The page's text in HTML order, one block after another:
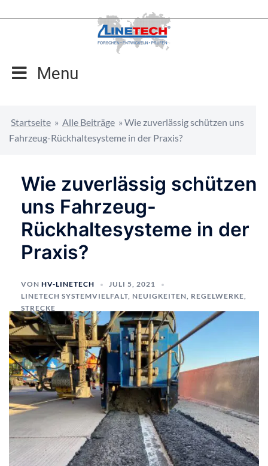
Inhalt
Menu
Startseite » Alle Beiträge » Wie zuverlässig schützen uns
Fahrzeug-Rückhaltesysteme in der Praxis?
Wie zuverlässig schützen
uns Fahrzeug-
Rückhaltesysteme in der
Praxis?
VON HV-LINETECH
JULI 5, 2021
LINETECH SYSTEMVIELFALT, NEUIGKEITEN, REGELWERKE,
STRECKE